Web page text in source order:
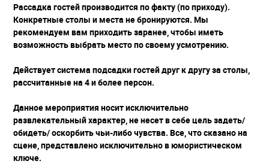
Рассадка гостей производится по факту (по приходу).
Конкретные столы и места не бронируются. Мы
рекомендуем вам приходить заранее, чтобы иметь
возможность выбрать место по своему усмотрению.
Действует система подсадки гостей друг к другу за столы,
рассчитанные на 4 и более персон.
Данное мероприятия носит исключительно
развлекательный характер, не несет в себе цель задеть/
обидеть/ оскорбить чьи-либо чувства. Все, что сказано на
сцене, представлено исключительно в юмористическом
ключе.